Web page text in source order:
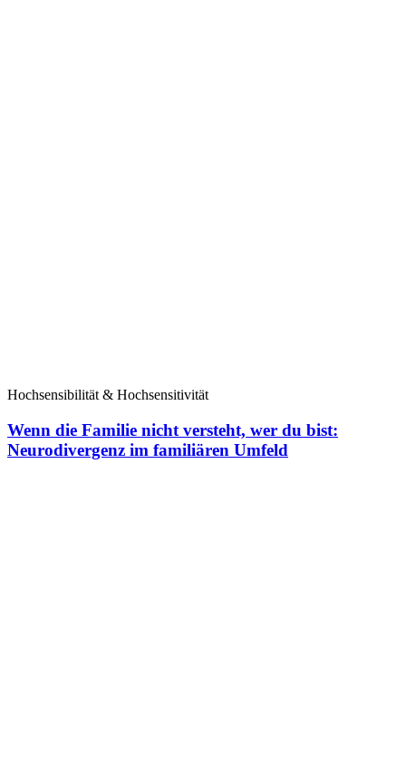
Hochsensibilität & Hochsensitivität
Wenn die Familie nicht versteht, wer du bist:
Neurodivergenz im familiären Umfeld